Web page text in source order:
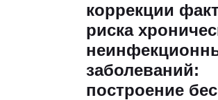
коррекции
риска
заболеваний:
построение